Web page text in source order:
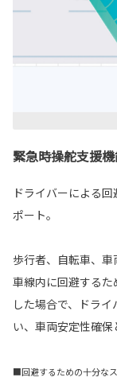
緊急時操舵支援
ドライバーによる
ポート。
歩行者、自転車、
車線内に回避する
した場合で、ドラ
い、車両安定性確保
■回避するための十分な